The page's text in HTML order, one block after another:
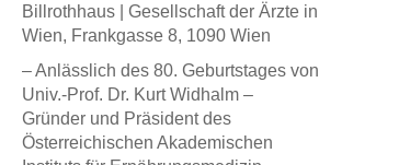
Billrothhaus | Gesellschaft der Ärzte in
Wien, Frankgasse 8, 1090 Wien
– Anlässlich des 80. Geburtstages von
Univ.-Prof. Dr. Kurt Widhalm –
Gründer und Präsident des
Österreichischen Akademischen